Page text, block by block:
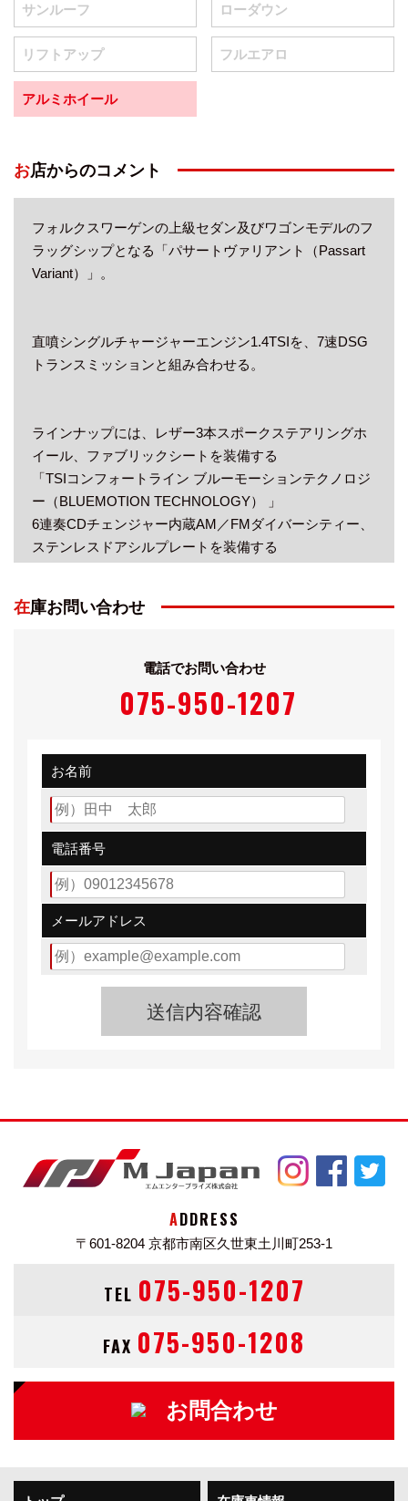
サンルーフ ローダウン
リフトアップ フルエアロ
アルミホイール
お店からのコメント
フォルクスワーゲンの上級セダン及びワゴンモデルのフ
ラッグシップとなる「パサートヴァリアント（Passart
Variant）」。
直噴シングルチャージャーエンジン1.4TSIを、7速DSG
トランスミッションと組み合わせる。
ラインナップには、レザー3本スポークステアリングホ
イール、ファブリックシートを装備する
「TSIコンフォートライン ブルーモーションテクノロジ
ー（BLUEMOTION TECHNOLOGY） 」
6連奏CDチェンジャー内蔵AM／FMダイバーシティー、
ステンレスドアシルプレートを装備する
今回、「TSIハイライン ブルーモーションテクノロジー
パサートシリーズ初の駐車支援システム「Park
ター
大容量のSDナビゲーションシステムを中核にリヤビュ
ーカメラ「RearAssist」と最新のDSRC（ITSスポット
対応システム）車載器（ETC機能付）を組み合わせた純
正ナビゲーションシステム「712SDCW」を標準装備。
さらに、アルミホイールのデザインも変更。
また、「TSIコンフォートライン ブルーモーションテク
ノロジー（BLUEMOTION TECHNOLOGY）」には、明
右ハンドルのみの設定。
ョンテクノロジー(2013年4月)カタログ・スペック情報
4,220,000円
中古車価格帯
ドア数 5ドア
型式 DBA-3CCAX
ホイールベース 2710mm
車両重量 1470kg
額表示（内税）となります。
在庫お問い合わせ
電話でお問い合わせ
075-950-1207
お名前
電話番号
メールアドレス
ADDRESS
〒601-8204 京都市南区久世東土川町253-1
TEL 075-950-1207
FAX 075-950-1208
お問合わせ